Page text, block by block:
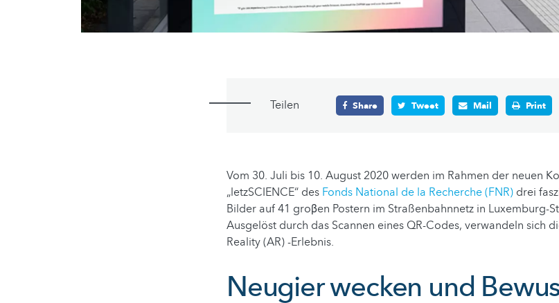
Teilen Share Tweet Mail Print
Vom 30. Juli bis 10. August 2020 werden im Rahmen der neuen
„letzSCIENCE“ des Fonds National de la Recherche (FNR) drei
Bilder auf 41 groβen Postern im Straßenbahnnetz in Luxemburg-
Ausgelöst durch das Scannen eines QR-Codes, verwandeln sich
Reality (AR) -Erlebnis.
Neugier wecken und